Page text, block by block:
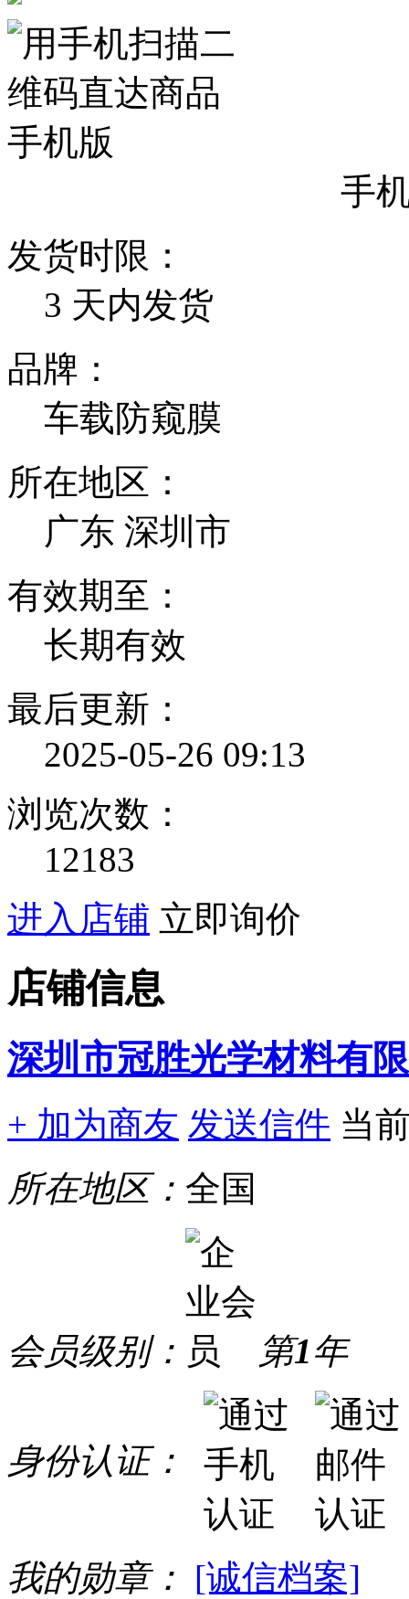
手
发货时限：
3 天内发货
品牌：
车载防窥膜
所在地区：
广东 深圳市
有效期至：
长期有效
最后更新：
2025-05-26 09:13
浏览次数：
12183
进入店铺 立即询价
店铺信息
深圳市冠胜光学材料有
+ 加为商友 发送信件 当
所在地区： 全国
会员级别： 第1年
身份认证：
我的勋章： [诚信档案]